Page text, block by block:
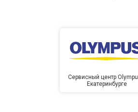
Сервисный центр
Екатеринбурге